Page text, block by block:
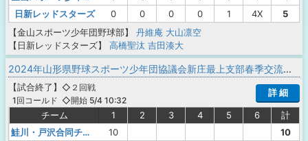
日新レッドスターズ
0 0 0 0 1 4X
5
【金山スポーツ少年団野球部】
丹維庵 大山凛空
【日新レッドスターズ】
高橋聖汰 吉田湊大
2024年山形県野球スポーツ少年団協議会新庄最上支部春季交流大会
【試合終了 】
1回コールド
◇２回戦
◇開始 5/4 10:32
詳 細
チーム 1 2 3 4 5 6
計
鮭川・戸沢合同チーム
10 10